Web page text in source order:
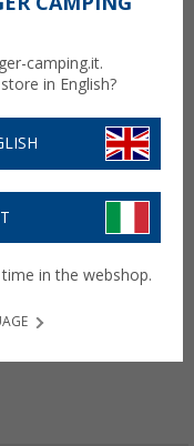
camping.it.
in English?
in the webshop.